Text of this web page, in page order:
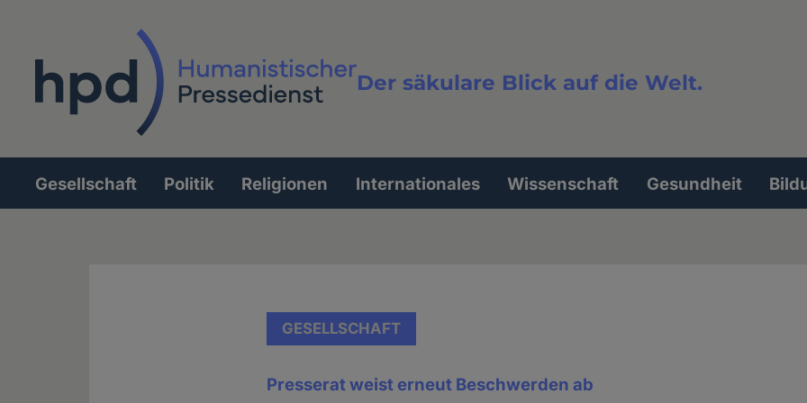
Der säkulare Blick auf die Welt.
Volltextsuche
Hauptnavigation
Gesellschaft Politik Religionen Internationales Wissenschaft Gesundheit
GESELLSCHAFT
Presserat weist erneut Beschwerden ab